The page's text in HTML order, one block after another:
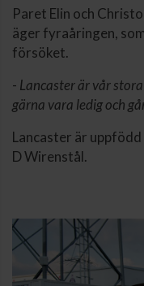
Paret Elin och
äger fyraåringen,
försöket.
- Lancaster är vår
gärna vara ledig och
Lancaster är
D Wirenstål.